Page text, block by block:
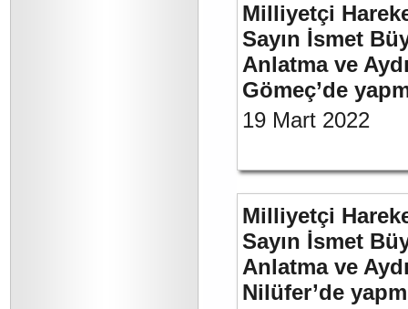
Milliyetçi
Sayın İsmet
Anlatma ve
Gömeç’de
19 Mart 2022
Milliyetçi
Sayın İsmet
Anlatma ve
Nilüfer’de